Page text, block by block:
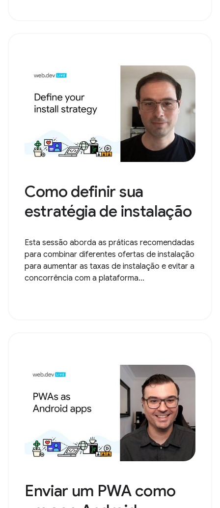
Como definir sua
estratégia de instalação
Esta sessão aborda as práticas recomendadas
para combinar diferentes ofertas de instalação
para aumentar as taxas de instalação e evitar a
concorrência com a plataforma...
Enviar um PWA como